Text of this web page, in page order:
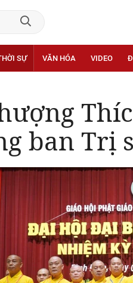
SỰ VĂN HÓA VIDEO
ban Trị